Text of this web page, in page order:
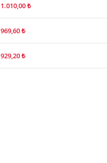
1.010,00₺
969,60₺
929,20₺